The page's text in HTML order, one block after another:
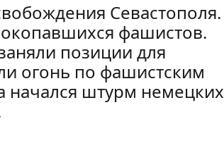
Севастополя.
окопавшихся фашистов.
позиции для
огонь по фашистским
начался штурм немецких